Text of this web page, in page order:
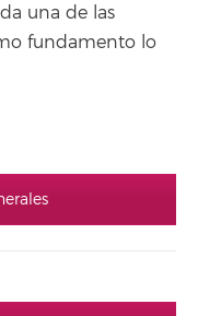
una de las
fundamento lo